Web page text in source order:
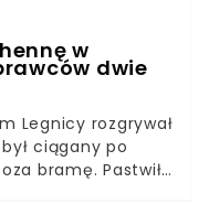
w
dwie
Legnicy rozgrywał
ciągany po
bramę. Pastwiły